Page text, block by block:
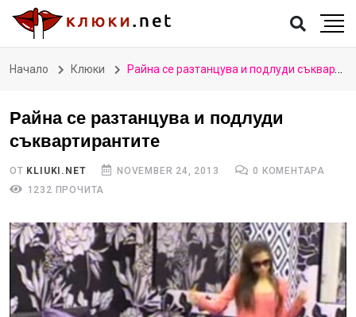
Начало Клюки Райна се разтанцува и подлуди съквартирантите
Райна се разтанцува и подлуди
съквартирантите
ОТ KLIUKI.NET NOVEMBER 24, 2013
0 КОМЕНТАРА
1232 ПРОЧИТА